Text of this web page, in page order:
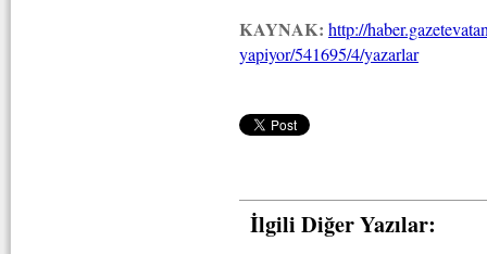
KAYNAK: http://
yapiyor/541695/4/yazarlar
İlgili Diğer Yazılar: